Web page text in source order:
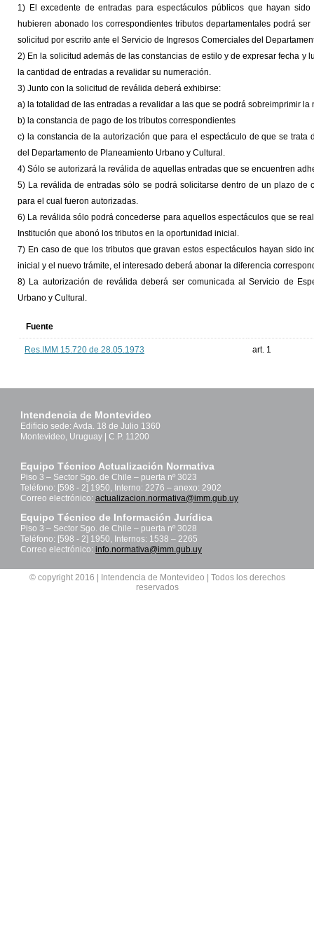
1) El excedente de entradas para espectáculos públicos que hayan
hubieren abonado los correspondientes tributos departamentales podrá
solicitud por escrito ante el Servicio de Ingresos Comerciales del
2) En la solicitud además de las constancias de estilo y de expresar fecha
la cantidad de entradas a revalidar su numeración.
3) Junto con la solicitud de reválida deberá exhibirse:
a) la totalidad de las entradas a revalidar a las que se podrá sobreimprimir la
b) la constancia de pago de los tributos correspondientes
c) la constancia de la autorización que para el espectáculo de que se
del Departamento de Planeamiento Urbano y Cultural.
4) Sólo se autorizará la reválida de aquellas entradas que se encuentren
5) La reválida de entradas sólo se podrá solicitarse dentro de un plazo
para el cual fueron autorizadas.
6) La reválida sólo podrá concederse para aquellos espectáculos que se
Institución que abonó los tributos en la oportunidad inicial.
7) En caso de que los tributos que gravan estos espectáculos hayan sido
inicial y el nuevo trámite, el interesado deberá abonar la diferencia
8) La autorización de reválida deberá ser comunicada al Servicio de
Urbano y Cultural.
Fuente
Res.IMM 15.720 de 28.05.1973 art. 1
Intendencia de Montevideo
Edificio sede: Avda. 18 de Julio 1360
Montevideo, Uruguay | C.P. 11200
Equipo Técnico Actualización Normativa
Piso 3 – Sector Sgo. de Chile – puerta nº 3023
Teléfono: [598 - 2] 1950, Interno: 2276 – anexo: 2902
Correo electrónico: actualizacion.normativa@imm.gub.uy
Equipo Técnico de Información Jurídica
Piso 3 – Sector Sgo. de Chile – puerta nº 3028
Teléfono: [598 - 2] 1950, Internos: 1538 – 2265
Correo electrónico: info.normativa@imm.gub.uy
© copyright 2016 | Intendencia de Montevideo | Todos los derechos
reservados